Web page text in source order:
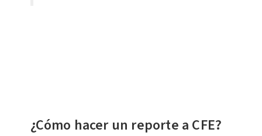
¿Cómo hacer un reporte a CFE?